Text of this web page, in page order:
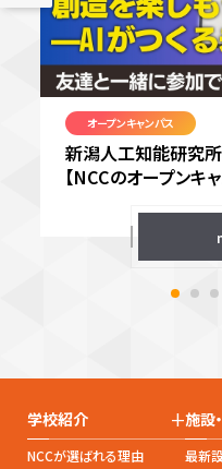
オープンキャンパス
新潟人工知能研究所
【NCCのオープンキ
学校紹介 +
NCCが選ばれる理由
施設
最新